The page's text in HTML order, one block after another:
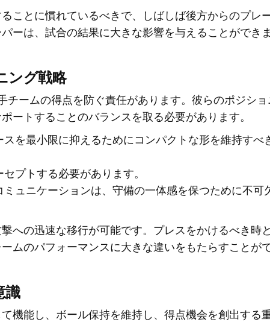
ことに慣れているべきで、しばしば後方からのプレ
ーは、試合の結果に大きな影響を与えることができま
ング戦略
チームの得点を防ぐ責任があります。彼らのポジショ
ートすることのバランスを取る必要があります。
を最小限に抑えるためにコンパクトな形を維持すべ
プトする必要があります。
ュニケーションは、守備の一体感を保つために不可
への迅速な移行が可能です。プレスをかけるべき時
ムのパフォーマンスに大きな違いをもたらすことが
識
機能し、ボール保持を維持し、得点機会を創出する